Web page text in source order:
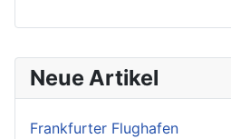
Neue Artikel
Frankfurter Flughafen